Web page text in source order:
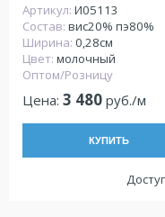
Артикул: И05113
Состав: вис20% пэ80%
Ширина: 0,28см
Цвет: молочный
Оптом/Розницу
Цена: 3 480 руб./м
КУПИТЬ